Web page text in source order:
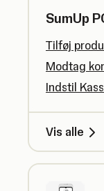
SumUp
Tilføj
Modtag
Indstil
Vis alle